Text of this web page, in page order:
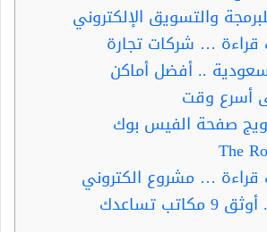
والتسويق الإلكتروني
قراءة … شركات تجارة
.. أفضل أماكن
أسرع وقت
صفحة الفيس بوك
قراءة … مشروع الكتروني
لتوزيع القهوة .. أوثق 9 مكاتب تساعدك